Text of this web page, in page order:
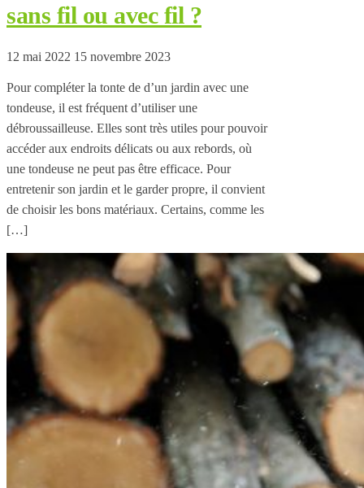
sans fil ou avec fil ?
12 mai 2022 15 novembre 2023
Pour compléter la tonte de d’un jardin avec une
tondeuse, il est fréquent d’utiliser une
débroussailleuse. Elles sont très utiles pour pouvoir
accéder aux endroits délicats ou aux rebords, où
une tondeuse ne peut pas être efficace. Pour
entretenir son jardin et le garder propre, il convient
de choisir les bons matériaux. Certains, comme les
[…]